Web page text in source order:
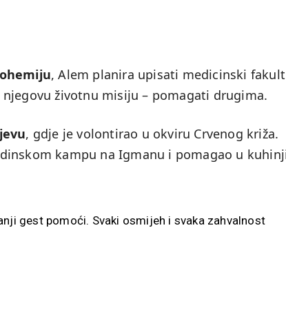
, Alem planira upisati medicinski
životnu misiju – pomagati drugima.
, gdje je volontirao u okviru Crvenog križa.
kampu na Igmanu i pomagao u
gest pomoći. Svaki osmijeh i svaka zahvalnost